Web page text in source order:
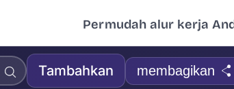
Permudah alur kerja
Tambahkan membagikan